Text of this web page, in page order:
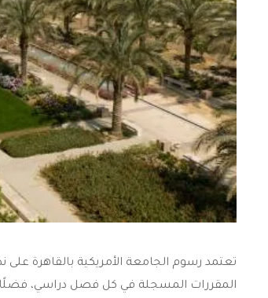
تعتمد رسوم الجامعة الأمريكية بالقاهرة على
المقررات المسجلة في كل فصل دراسي، فضلًا